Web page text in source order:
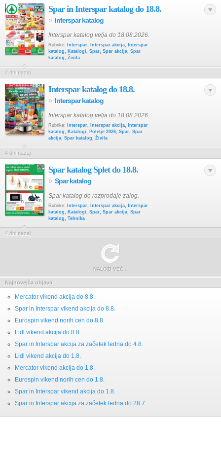
Spar in Interspar katalog do 18.8.
» Interspar katalog
Interspar katalog velja do 18.08.2026.
Rubrike: Interspar, Interspar akcija,
Interspar
katalog, Katalogi, Spar, Spar akcija, Spar
katalog, Živila
4 dni nazaj
Interspar katalog do 18.8.
» Interspar katalog
Interspar katalog velja do 18.08.2026.
Rubrike: Interspar, Interspar akcija,
Interspar
katalog, Katalogi, Poletje 2026, Spar, Spar
akcija, Spar katalog, Živila
4 dni nazaj
Spar katalog Splet do 18.8.
» Spar katalog
Spar katalog do razprodaje zalog.
Rubrike: Interspar, Interspar akcija,
Interspar
katalog, Katalogi, Spar, Spar akcija, Spar
katalog, Tehnika
4 dni nazaj
NALOŽI VEČ...
Najnovejša objava
Mercator vikend akcija do 8.8.
Spar in Interspar vikend akcija do 8.8.
Eurospin vikend norih cen do 8.8.
Lidl vikend akcija do 8.8.
Spar in Interspar akcija za začetek tedna do 4.8.
Lidl vikend akcija do 1.8.
Mercator vikend akcija do 1.8.
Eurospin vikend norih cen do 1.8.
Spar in Interspar vikend akcija do 1.8.
Spar in Interspar akcija za začetek tedna do 28.7.